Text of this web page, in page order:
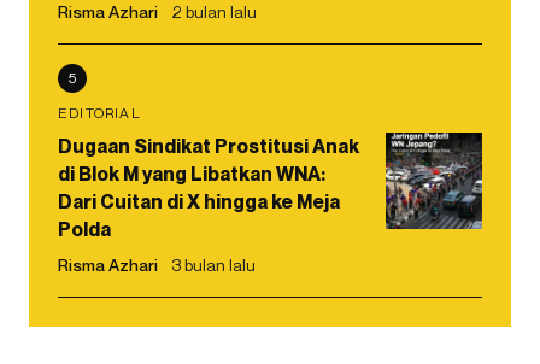
Risma Azhari 2 bulan lalu
5
EDITORIAL
Dugaan Sindikat Prostitusi Anak
di Blok M yang Libatkan WNA:
Dari Cuitan di X hingga ke Meja
Polda
Risma Azhari 3 bulan lalu